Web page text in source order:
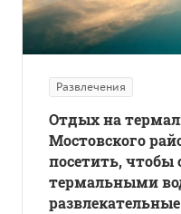
Развлечения
Отдых на
Мостовского
посетить, чтобы
термальными